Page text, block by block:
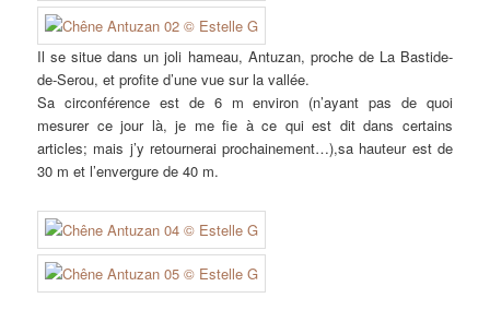
Il se situe dans un joli hameau, Antuzan, proche de La Bastide-
de-Serou, et profite d’une vue sur la vallée.
Sa circonférence est de 6 m environ (n’ayant pas de quoi
mesurer ce jour là, je me fie à ce qui est dit dans certains
articles; mais j’y retournerai prochainement…),sa hauteur est de
30 m et l’envergure de 40 m.